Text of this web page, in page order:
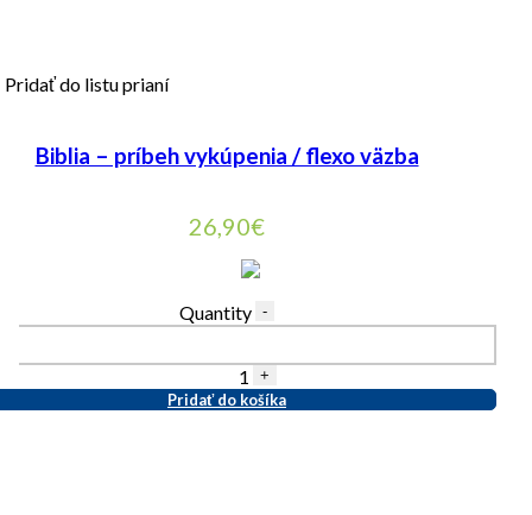
Pridať do listu prianí
Biblia – príbeh vykúpenia / flexo väzba
26,90€
Quantity -
1 +
Pridať do košíka